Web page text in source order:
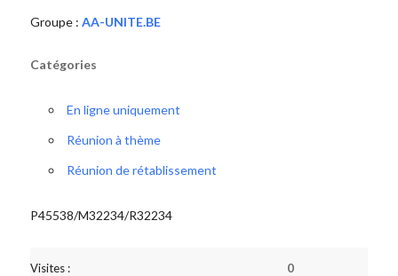
Groupe : AA-UNITE.BE
Catégories
En ligne uniquement
Réunion à thème
Réunion de rétablissement
P45538/M32234/R32234
Visites : 0